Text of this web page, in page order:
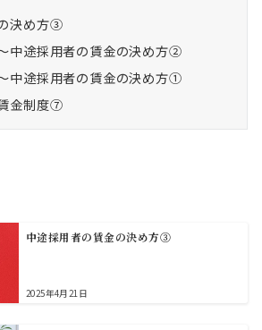
決め方③
中途採用者の賃金の決め方②
中途採用者の賃金の決め方①
金制度⑦
中途採用者の賃金の決め方③
2025年4月21日